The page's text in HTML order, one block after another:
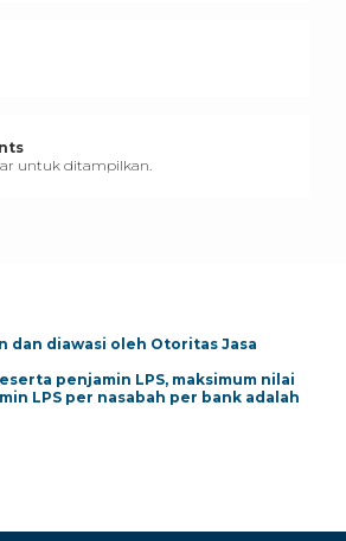
untuk ditampilkan.
dan diawasi oleh Otoritas Jasa
penjamin LPS, maksimum nilai
LPS per nasabah per bank adalah